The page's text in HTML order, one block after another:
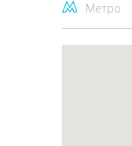
Метро